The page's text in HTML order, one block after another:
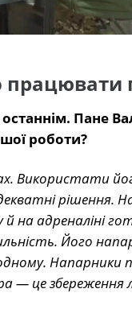
працювати
Пане
роботи?
Використати
рішення.
на адреналіні
Його
— це